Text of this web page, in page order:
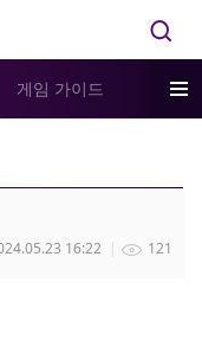
게임 가이드
121
16:22